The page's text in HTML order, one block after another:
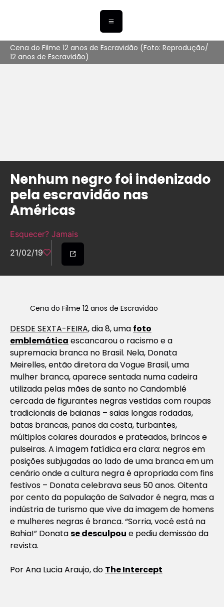
Cena do Filme 12 anos de Escravidão (Foto: Reprodução/
12 anos de Escravidão)
Nenhum negro foi indenizado
pela escravidão nas
Américas
Esquecer? Jamais
21/02/19
Cena do Filme 12 anos de Escravidão
DESDE SEXTA-FEIRA, dia 8, uma foto
emblemática escancarou o racismo e a
supremacia branca no Brasil. Nela, Donata
Meirelles, então diretora da Vogue Brasil, uma
mulher branca, aparece sentada numa cadeira
utilizada pelas mães de santo no Candomblé
cercada de figurantes negras vestidas com roupas
tradicionais de baianas – saias longas rodadas,
batas brancas, panos da costa, turbantes,
múltiplos colares dourados e prateados, brincos e
pulseiras. A imagem fatídica era clara: negros em
posições subjugadas ao lado de uma branca em um
cenário onde a cultura negra é apropriada com fins
festivos – Donata celebrava seus 50 anos. Oitenta
por cento da população de Salvador é negra, mas a
indústria de turismo que vive da imagem de homens
e mulheres negras é branca. “Sorria, você está na
Bahia!” Donatase desculpou e pediu demissão da
revista.
PorAna Lucia Araujo, do The Intercept